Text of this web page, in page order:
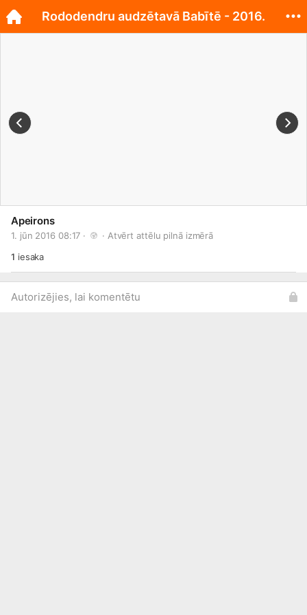
Apeirons
1. jūn 2016 08:17 · · Atvērt attēlu pilnā izmērā
1 iesaka
Autorizējies, lai komentētu
Rododendru audzētavā Babītē - 2016.